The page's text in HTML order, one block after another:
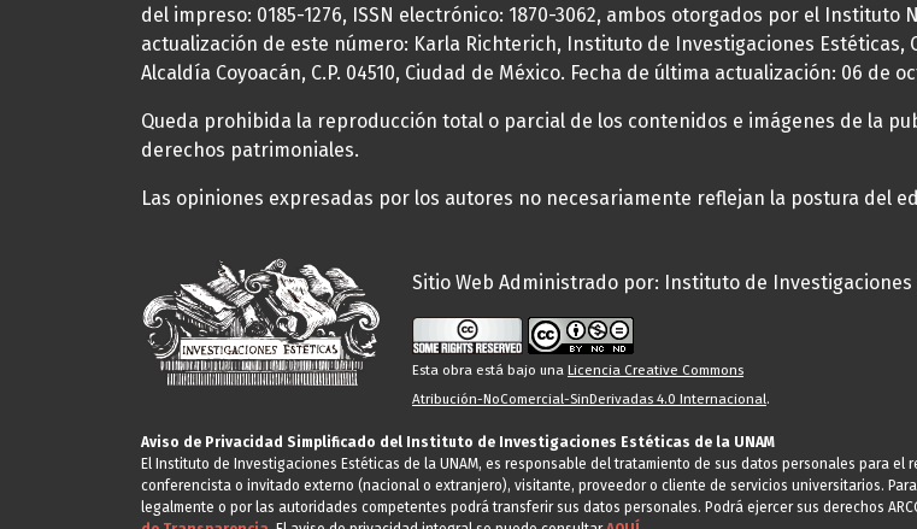
del impreso: 0185-1276, ISSN electrónico: 1870-3062, ambos otorgados por el
actualización de este número: Karla Richterich, Instituto de Investigaciones Estéticas,
Alcaldía Coyoacán, C.P. 04510, Ciudad de México. Fecha de última actualización: 06 de
Queda prohibida la reproducción total o parcial de los contenidos e imágenes de la
derechos patrimoniales.
Las opiniones expresadas por los autores no necesariamente reflejan la postura del
Sitio Web Administrado por: Instituto de Investigaciones
Esta obra está bajo una Licencia Creative Commons
Atribución-NoComercial-SinDerivadas 4.0 Internacional.
Aviso de Privacidad Simplificado del Instituto de Investigaciones Estéticas de la UNAM
El Instituto de Investigaciones Estéticas de la UNAM, es responsable del tratamiento de sus datos personales para
conferencista o invitado externo (nacional o extranjero), visitante, proveedor o cliente de servicios universitarios.
legalmente o por las autoridades competentes podrá transferir sus datos personales. Podrá ejercer sus derechos